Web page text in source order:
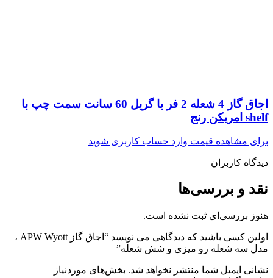
اجاق گاز 4 شعله 2 فر با گریل 60 سانت سمت چپ با
shelf امریکن رنج
برای مشاهده قیمت وارد حساب کاربری شوید
دیدگاه کاربران
نقد و بررسی‌ها
هنوز بررسی‌ای ثبت نشده است.
اولین کسی باشید که دیدگاهی می نویسد “اجاق گاز APW Wyott ،
مدل سه شعله رو میزی و شش شعله”
نشانی ایمیل شما منتشر نخواهد شد. بخش‌های موردنیاز